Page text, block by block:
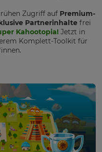
Zugriff auf Premium-
Partnerinhalte frei
Kahootopia! Jetzt in
Komplett-Toolkit für